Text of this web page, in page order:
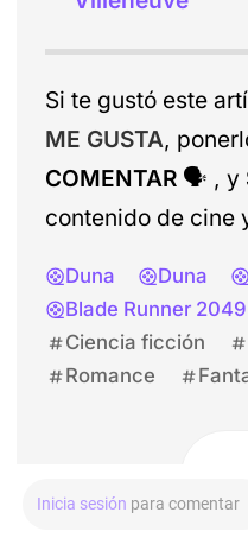
Si te gustó este
ME GUSTA,
COMENTAR 🗣️ , y
contenido de cine
Duna Duna
Blade Runner 2049
Ciencia ficción
Romance
0
Inicia sesión para comentar